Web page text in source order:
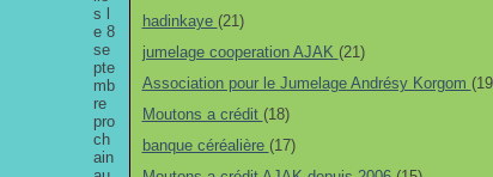
s l
e 8
se
pte
mb
re
pro
ch
ain
hadinkaye (21)
jumelage cooperation AJAK (21)
Association pour le Jumelage Andrésy Korgom
Moutons a crédit (18)
banque céréalière (17)